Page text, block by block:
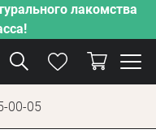
лакомства
00-05